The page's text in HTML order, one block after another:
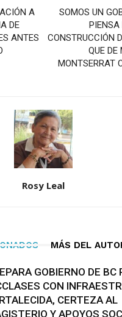
A
DE
ANTES
SOMOS UN
CONSTRUCCIÓN
QUE DE
MONTSERRAT
Rosy Leal
MÁS DEL
GOBIERNO DE BC
CON
CERTEZA AL
Y APOYOS